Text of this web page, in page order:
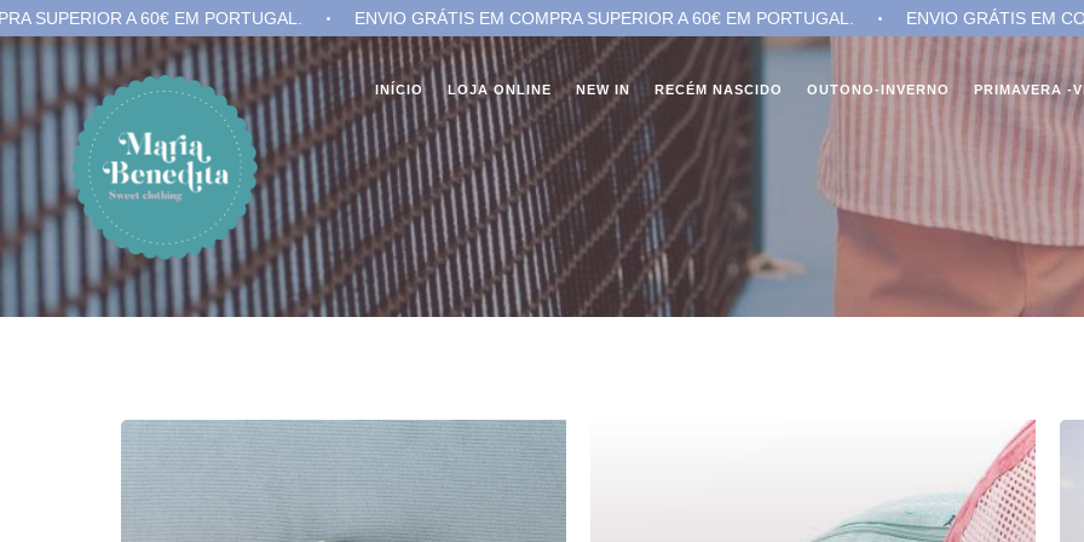
A 60€ EM PORTUGAL. ENVIO GRÁTIS EM COMPRA SUPERIOR A 60€ EM PORTUGAL. ENVIO GRÁTIS EM COMPRA
INÍCIO LOJA ONLINE NEW IN RECÉM NASCIDO OUTONO-INVERNO PRIMAVERA -